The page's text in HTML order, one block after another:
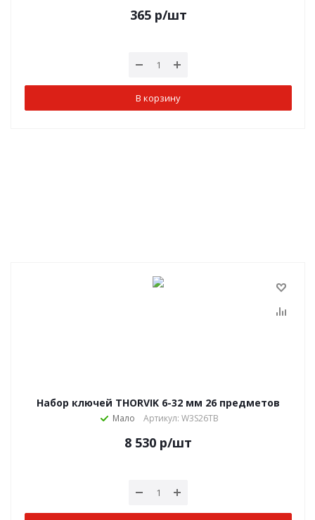
365р/шт
В корзину
Набор ключей THORVIK 6-32 мм 26 предметов
Мало Артикул: W3S26TB
8 530 р/шт